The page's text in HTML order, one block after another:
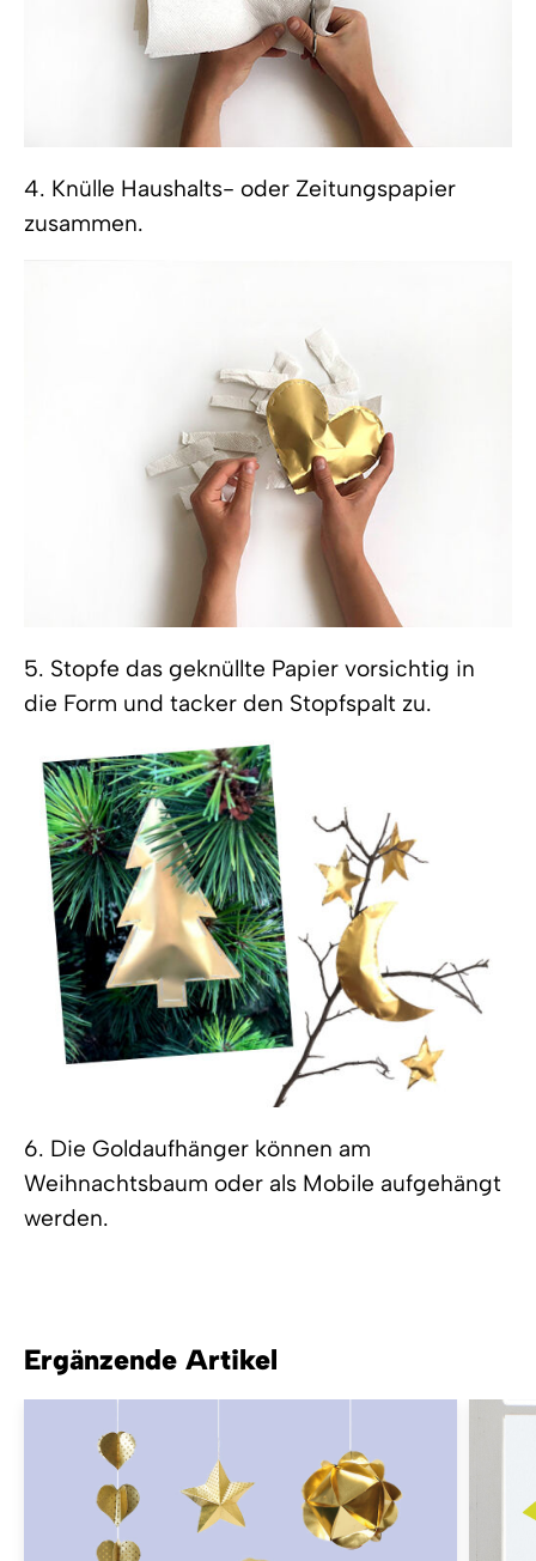
4. Knülle Haushalts- oder Zeitungspapier
zusammen.
5. Stopfe das geknüllte Papier vorsichtig in
die Form und tacker den Stopfspalt zu.
6. Die Goldaufhänger können am
Weihnachtsbaum oder als Mobile aufgehängt
werden.
Ergänzende Artikel